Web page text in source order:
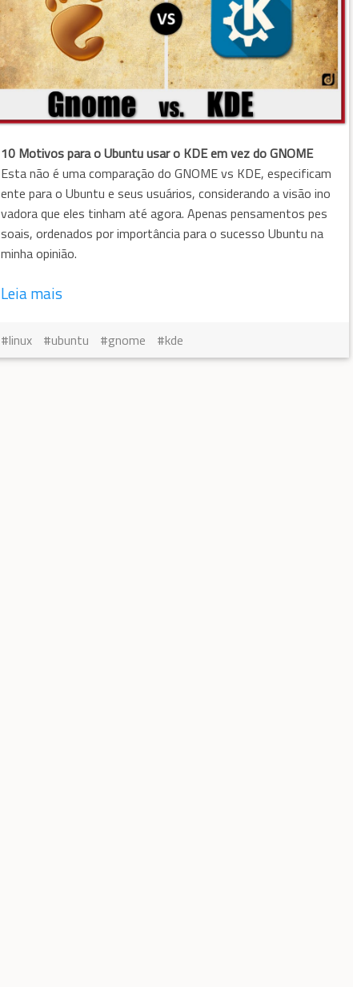
10 Motivos para o Ubuntu usar o KDE em vez do GNOME
Esta não é uma comparação do GNOME vs KDE, especificam
ente para o Ubuntu e seus usuários, considerando a visão ino
vadora que eles tinham até agora. Apenas pensamentos pes
soais, ordenados por importância para o sucesso Ubuntu na
minha opinião.
Leia mais
linux ubuntu gnome kde